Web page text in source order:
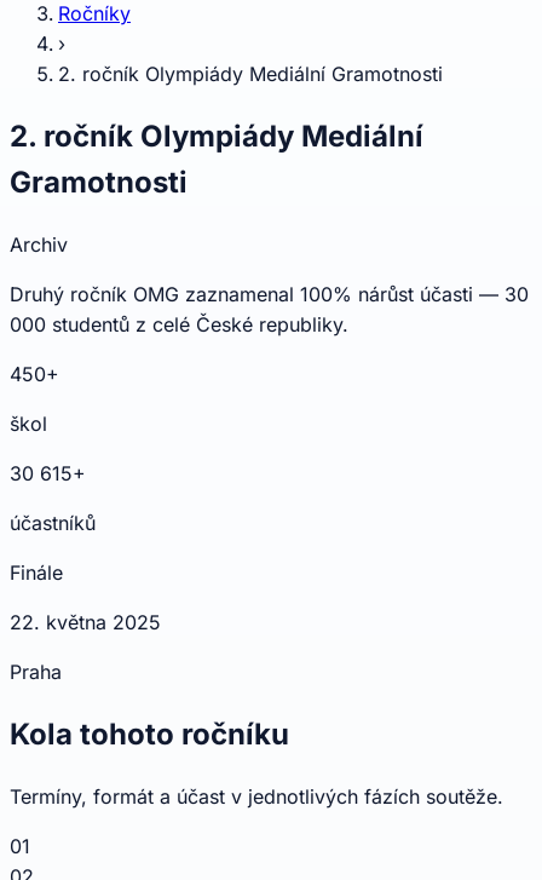
Ročníky
›
2. ročník Olympiády Mediální Gramotnosti
2. ročník Olympiády Mediální
Gramotnosti
Archiv
Druhý ročník OMG zaznamenal 100% nárůst účasti — 30
000 studentů z celé České republiky.
450+
škol
30 615+
účastníků
Finále
22. května 2025
Praha
Kola tohoto ročníku
Termíny, formát a účast v jednotlivých fázích soutěže.
01